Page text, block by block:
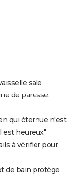
sale
de paresse,
qui éternue n'est
est heureux"
à vérifier pour
de bain protège